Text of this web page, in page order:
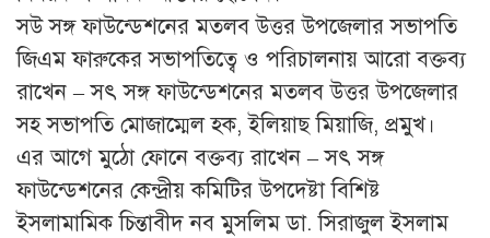
সউ সঙ্গ ফাউন্ডেশনের মতলব উত্তর উপজেলার সভাপতি
জিএম ফারুকের সভাপতিত্বে ও পরিচালনায় আরো বক্তব্য
রাখেন – সৎ সঙ্গ ফাউন্ডেশনের মতলব উত্তর উপজেলার
সহ সভাপতি মোজাম্মেল হক, ইলিয়াছ মিয়াজি, প্রমুখ।
এর আগে মুঠো ফোনে বক্তব্য রাখেন – সৎ সঙ্গ
ফাউন্ডেশনের কেন্দ্রীয় কমিটির উপদেষ্টা বিশিষ্ট
ইসলামামিক চিন্তাবীদ নব মুসলিম ডা. সিরাজুল ইসলাম